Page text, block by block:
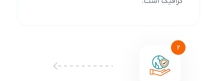
2